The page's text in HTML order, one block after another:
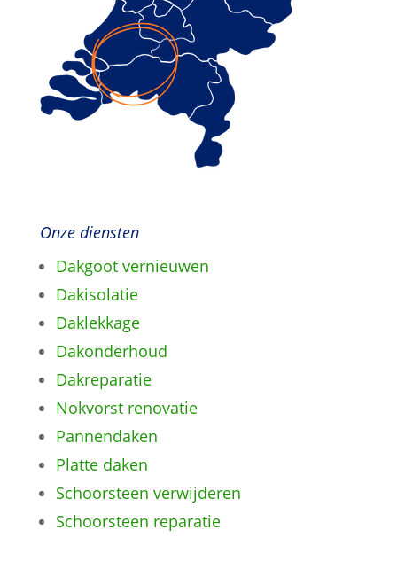
Onze diensten
Dakgoot vernieuwen
Dakisolatie
Daklekkage
Dakonderhoud
Dakreparatie
Nokvorst renovatie
Pannendaken
Platte daken
Schoorsteen verwijderen
Schoorsteen reparatie